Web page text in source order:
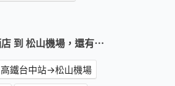
到 松山機場，還有⋯
高鐵台中站→松山機場